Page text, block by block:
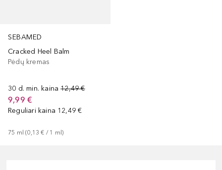
SEBAMED
Cracked Heel Balm
Pėdų kremas
30 d. min. kaina 12,49 €
9,99 €
Reguliari kaina 12,49 €
75 ml (0,13 € / 1 ml)